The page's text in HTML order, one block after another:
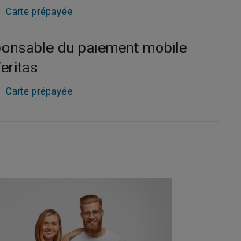
Carte prépayée
du paiement mobile
Carte prépayée